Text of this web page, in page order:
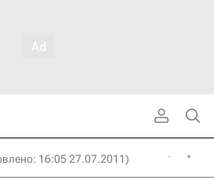
16:05 27.07.2011)